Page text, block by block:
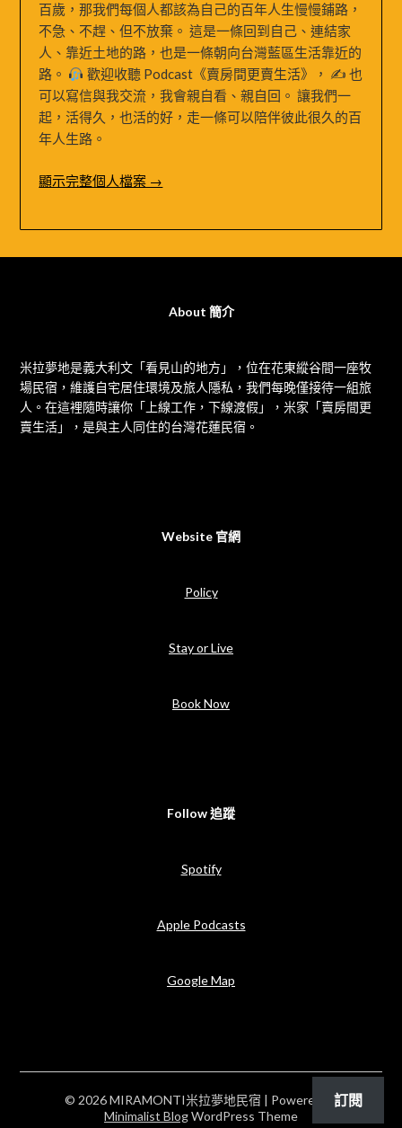
百歲，那我們每個人都該為自己的百年人生慢慢鋪路，
不急、不趕、但不放棄。 這是一條回到自己、連結家
人、靠近土地的路，也是一條朝向台灣藍區生活靠近的
路。
歡迎收聽 Podcast《賣房間更賣生活》， ✍ 也
可以寫信與我交流，我會親自看、親自回。 讓我們一
起，活得久，也活的好，走一條可以陪伴彼此很久的百
年人生路。
顯示完整個人檔案 →
About 簡介
米拉夢地是義大利文「看見山的地方」，位在花東縱谷間一座牧
場民宿，維護自宅居住環境及旅人隱私，我們每晚僅接待一組旅
人。在這裡隨時讓你「上線工作，下線渡假」，米家「賣房間更
賣生活」，是與主人同住的台灣花蓮民宿。
Website 官網
Policy
Stay or Live
Book Now
Follow 追蹤
Spotify
Apple Podcasts
Google Map
© 2026 MIRAMONTI米拉夢地民宿 | Powered by
Minimalist BlogWordPress Theme
訂閱